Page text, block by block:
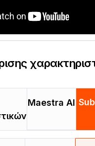
Maestra AI